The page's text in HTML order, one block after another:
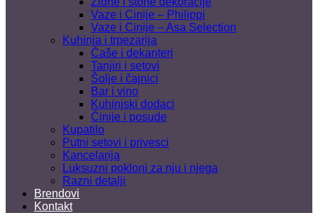
Vaze i Cinije – Philippi
Vaze i Cinije – Asa Selection
Kuhinja i trpezarija
Čaše i dekanteri
Tanjiri i setovi
Šolje i čajnici
Bar i vino
Kuhinjski dodaci
Činije i posude
Kupatilo
Putni setovi i privesci
Kancelarija
Luksuzni pokloni za nju i njega
Razni detalji
Brendovi
Kontakt